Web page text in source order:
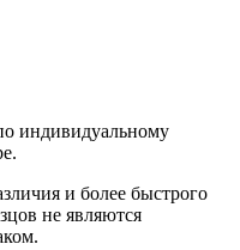
индивидуальному
и более быстрого
не являются